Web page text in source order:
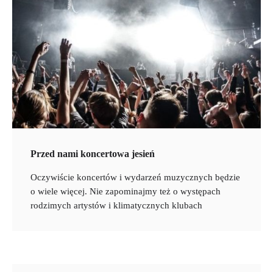
Przed nami koncertowa jesień
Oczywiście koncertów i wydarzeń muzycznych będzie
o wiele więcej. Nie zapominajmy też o występach
rodzimych artystów i klimatycznych klubach